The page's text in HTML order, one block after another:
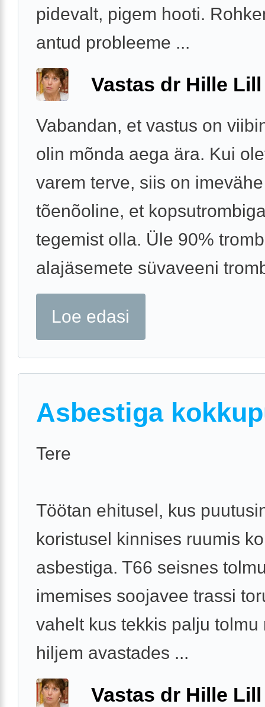
pidevalt, pigem hooti.
antud probleeme ...
Vastas dr Hille Lill
Vabandan, et vastus on
olin mõnda aega ära. Kui
varem terve, siis on imevähe
tõenõoline, et
tegemist olla. Üle 90%
alajäsemete süvaveeni
Loe edasi
Asbestiga
Tere
Töötan ehitusel, kus
koristusel kinnises ruumis
asbestiga. T66 seisnes
imemises soojavee trassi
vahelt kus tekkis palju tolmu
hiljem avastades ...
Vastas dr Hille Lill